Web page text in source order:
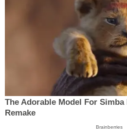
The Adorable Model For
Remake
Brainberries